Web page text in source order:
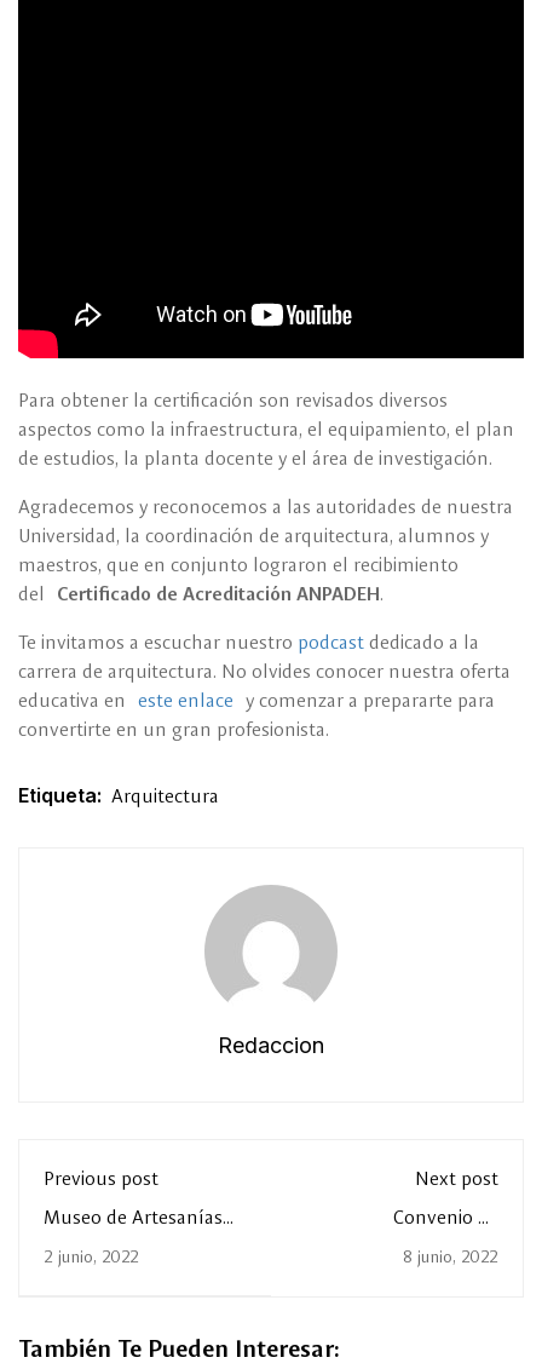
Para obtener la certificación son revisados diversos
aspectos como la infraestructura, el equipamiento, el plan
de estudios, la planta docente y el área de investigación.
Agradecemos y reconocemos a las autoridades de nuestra
Universidad, la coordinación de arquitectura, alumnos y
maestros, que en conjunto lograron el recibimiento
del Certificado de Acreditación ANPADEH.
Te invitamos a escuchar nuestro podcast dedicado a la
carrera de arquitectura. No olvides conocer nuestra oferta
educativa en este enlace y comenzar a prepararte para
convertirte en un gran profesionista.
Etiqueta: Arquitectura
Redaccion
Previous post
Museo de Artesanías
2 junio, 2022
Next post
Convenio de
Laguna - OCV Torreón
8 junio, 2022
También Te Pueden Interesar: